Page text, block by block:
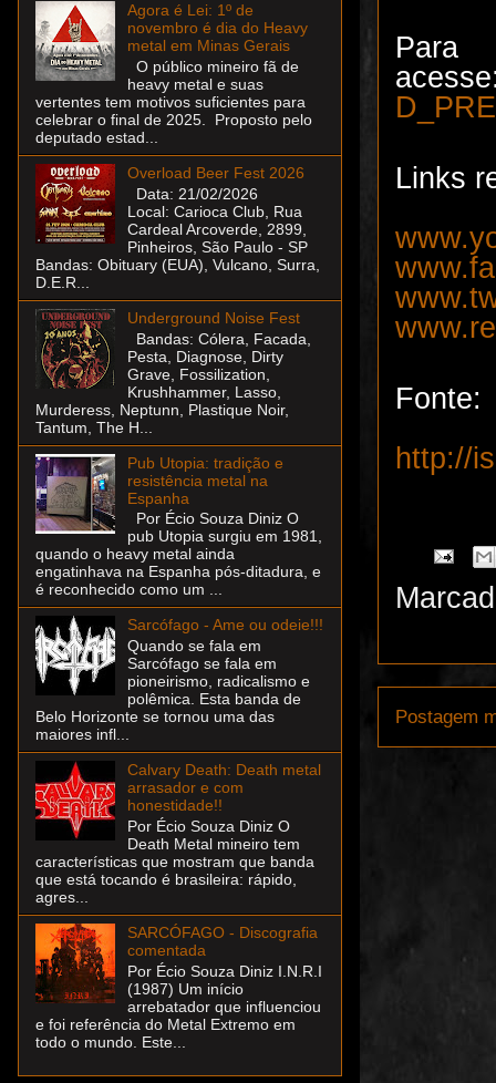
Links
Fonte:
http://
Postagem
Agora é Lei: 1º de
novembro é dia do Heavy
metal em Minas Gerais
O público mineiro fã de
heavy metal e suas
vertentes tem motivos suficientes para
celebrar o final de 2025. Proposto pelo
deputado estad...
Overload Beer Fest 2026
Data: 21/02/2026
Local: Carioca Club, Rua
Cardeal Arcoverde, 2899,
Pinheiros, São Paulo - SP
Bandas: Obituary (EUA), Vulcano, Surra,
D.E.R...
Underground Noise Fest
Bandas: Cólera, Facada,
Pesta, Diagnose, Dirty
Grave, Fossilization,
Krushhammer, Lasso,
Murderess, Neptunn, Plastique Noir,
Tantum, The H...
Pub Utopia: tradição e
resistência metal na
Espanha
Por Écio Souza Diniz O
pub Utopia surgiu em 1981,
quando o heavy metal ainda
engatinhava na Espanha pós-ditadura, e
é reconhecido como um ...
Sarcófago - Ame ou odeie!!!
Quando se fala em
Sarcófago se fala em
pioneirismo, radicalismo e
polêmica. Esta banda de
Belo Horizonte se tornou uma das
maiores infl...
Calvary Death: Death metal
arrasador e com
honestidade!!
Por Écio Souza Diniz O
Death Metal mineiro tem
características que mostram que banda
que está tocando é brasileira: rápido,
agres...
SARCÓFAGO - Discografia
comentada
Por Écio Souza Diniz I.N.R.I
(1987) Um início
arrebatador que influenciou
e foi referência do Metal Extremo em
todo o mundo. Este...